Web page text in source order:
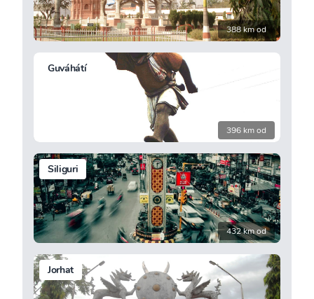
388 km od
Guváhátí
396 km od
Siliguri
432 km od
Jorhat